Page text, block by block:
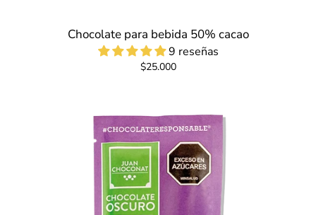
Chocolate para bebida 50% cacao
9 reseñas
$25.000